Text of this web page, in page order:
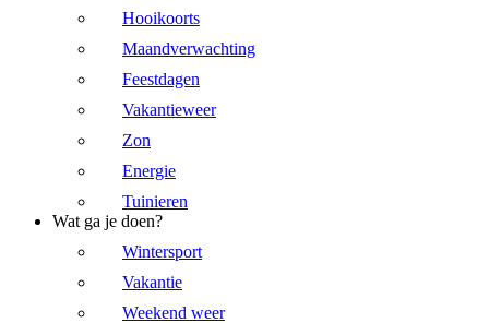
Hooikoorts
Maandverwachting
Feestdagen
Vakantieweer
Zon
Energie
Tuinieren
Wat ga je doen?
Wintersport
Vakantie
Weekend weer